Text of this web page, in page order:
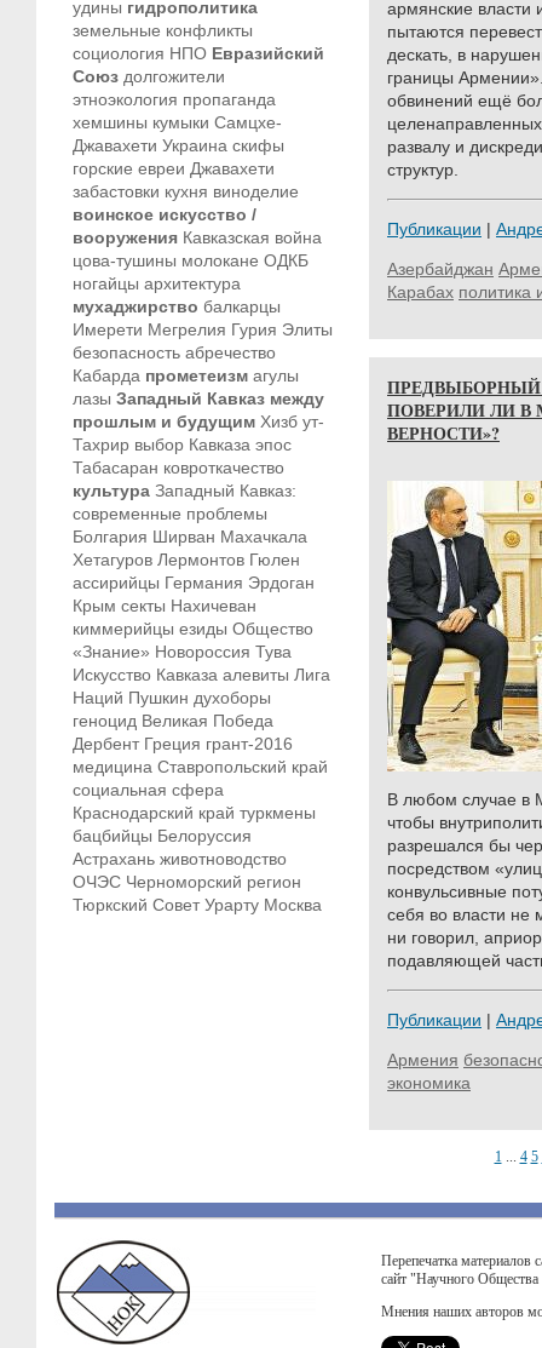
удины гидрополитика
земельные конфликты
социология НПО Евразийский
Союз долгожители
этноэкология пропаганда
хемшины кумыки Самцхе-
Джавахети Украина скифы
горские евреи Джавахети
забастовки кухня виноделие
воинское искусство /
вооружения Кавказская война
цова-тушины молокане ОДКБ
ногайцы архитектура
мухаджирство балкарцы
Имерети Мегрелия Гурия Элиты
безопасность абречество
Кабарда прометеизм агулы
лазы Западный Кавказ между
прошлым и будущим Хизб ут-
Тахрир выбор Кавказа эпос
Табасаран ковроткачество
культура Западный Кавказ:
современные проблемы
Болгария Ширван Махачкала
Хетагуров Лермонтов Гюлен
ассирийцы Германия Эрдоган
Крым секты Нахичеван
киммерийцы езиды Общество
«Знание» Новороссия Тува
Искусство Кавказа алевиты Лига
Наций Пушкин духоборы
геноцид Великая Победа
Дербент Греция грант-2016
медицина Ставропольский край
социальная сфера
Краснодарский край туркмены
бацбийцы Белоруссия
Астрахань животноводство
ОЧЭС Черноморский регион
Тюркский Совет Урарту Москва
армянские власти
пытаются
дескать, в
границы
обвинений ещё
развалу и
структур.
Публикации |
Азербайджан
Карабах политика
ПОВЕРИЛИ ЛИ В
ВЕРНОСТИ»?
В любом случае в
чтобы
разрешался бы
посредством
конвульсивные
себя во власти не
ни говорил,
подавляющей
Публикации |
Армения
экономика
1... 4 5
Перепечатка материалов
сайт "Научного
Мнения наших авторов